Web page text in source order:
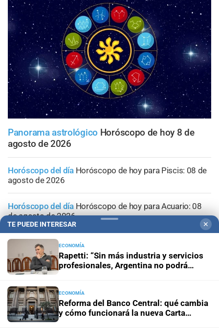
Panorama astrológico Horóscopo de hoy 8 de
agosto de 2026
Horóscopo del día Horóscopo de hoy para Piscis: 08 de
agosto de 2026
Horóscopo del día Horóscopo de hoy para Acuario: 08
de agosto de 2026
Horóscopo del díaHoróscopo de hoy para Capricornio:
08 de agosto de 2026
Horóscopo del día
de agosto de 2026
TE PUEDE INTERESAR ✕
ECONOMÍA
Rapetti: “Sin más industria y servicios
profesionales, Argentina no podrá
ECONOMÍA
Reforma del Banco Central: qué cambia
y cómo funcionará la nueva Carta